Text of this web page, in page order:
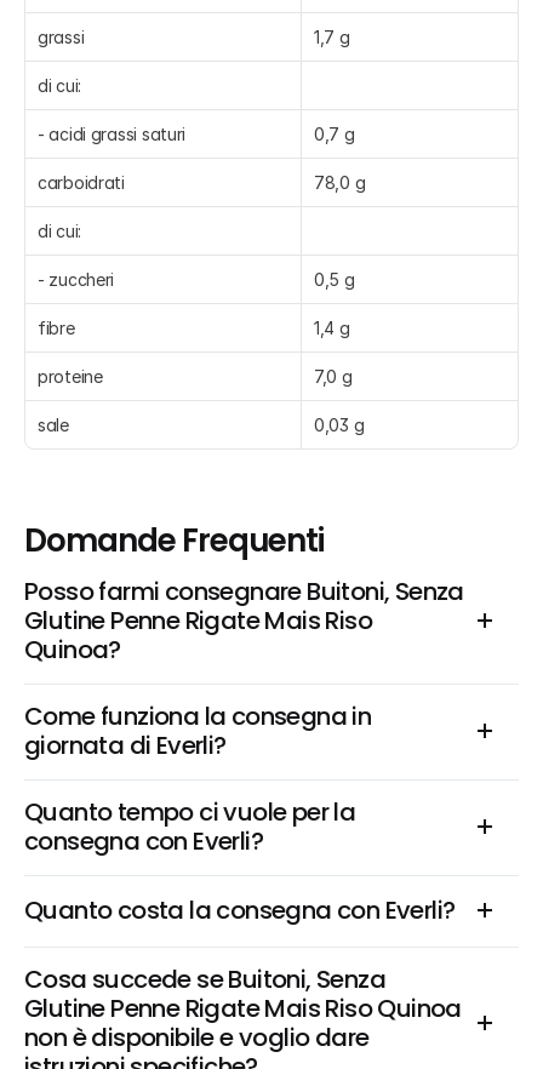
grassi 1,7 g
di cui:
- acidi grassi saturi 0,7 g
carboidrati 78,0 g
di cui:
- zuccheri 0,5 g
fibre 1,4 g
proteine 7,0 g
sale 0,03 g
Domande Frequenti
Posso farmi consegnare Buitoni, Senza
Glutine Penne Rigate Mais Riso
Quinoa?
Come funziona la consegna in
giornata di Everli?
Quanto tempo ci vuole per la
consegna con Everli?
Quanto costa la consegna con Everli?
Cosa succede se Buitoni, Senza
Glutine Penne Rigate Mais Riso Quinoa
non è disponibile e voglio dare